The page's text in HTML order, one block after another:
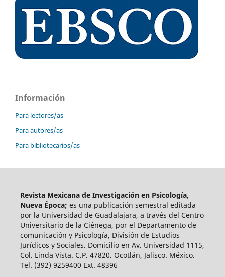
Información
Para lectores/as
Para autores/as
Para bibliotecarios/as
Revista Mexicana de Investigación en Psicología,
Nueva Época; es una publicación semestral editada
por la Universidad de Guadalajara, a través del Centro
Universitario de la Ciénega, por el Departamento de
comunicación y Psicología, División de Estudios
Jurídicos y Sociales. Domicilio en Av. Universidad 1115,
Col. Linda Vista. C.P. 47820. Ocotlán, Jalisco. México.
Tel. (392) 9259400 Ext. 48396